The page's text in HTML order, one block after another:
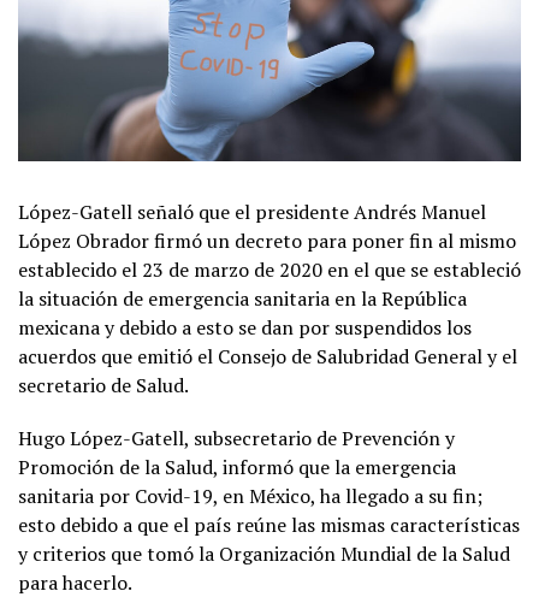
López-Gatell señaló que el presidente Andrés Manuel
López Obrador firmó un decreto para poner fin al mismo
establecido el 23 de marzo de 2020 en el que se estableció
la situación de emergencia sanitaria en la República
mexicana y debido a esto se dan por suspendidos los
acuerdos que emitió el Consejo de Salubridad General y el
secretario de Salud.
Hugo López-Gatell, subsecretario de Prevención y
Promoción de la Salud, informó que la emergencia
sanitaria por Covid-19, en México, ha llegado a su fin;
esto debido a que el país reúne las mismas características
y criterios que tomó la Organización Mundial de la Salud
para hacerlo.